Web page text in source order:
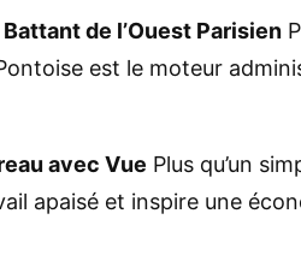
de l’Ouest Parisien
est le moteur
avec Vue Plus qu’un
apaisé et inspire une